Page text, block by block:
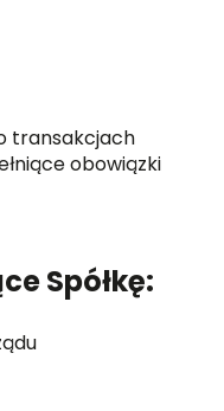
transakcjach
obowiązki
Spółkę: